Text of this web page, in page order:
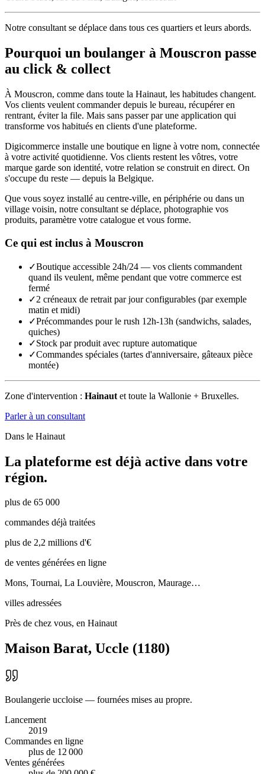
Notre consultant se déplace dans tous ces quartiers et leurs abords.
Pourquoi un boulanger à Mouscron passe
au click & collect
À Mouscron, comme dans toute la Hainaut, les habitudes changent.
Vos clients veulent commander depuis le bureau, récupérer en
rentrant, éviter la file. Mais sans passer par une application qui
transforme vos habitués en clients d'une plateforme.
Digicommerce installe une boutique en ligne à votre nom, connectée
à votre activité quotidienne. Vos clients restent les vôtres, votre
marque garde son identité, votre relation se construit en direct. On
s'occupe du reste — depuis la Belgique.
Que vous soyez installé au centre-ville, en périphérie ou dans un
village voisin, notre consultant se déplace, photographie vos
produits, paramètre votre catalogue et vous forme.
Ce qui est inclus à Mouscron
✓Boutique accessible 24h/24 — vos clients commandent
quand ils veulent, même pendant que votre commerce est
fermé
✓2 créneaux de retrait par jour configurables (par exemple
matin et midi)
✓Précommandes pour le rush 12h-13h (sandwichs, salades,
quiches)
✓Stock par produit avec rupture automatique
✓Commandes spéciales (tartes d'anniversaire, gâteaux pièce
montée)
Zone d'intervention : Hainaut et toute la Wallonie + Bruxelles.
Parler à un consultant
Dans le Hainaut
La plateforme est déjà active dans votre
région.
plus de 65 000
commandes déjà traitées
plus de 2,2 millions d'€
de ventes générées en ligne
Mons, Tournai, La Louvière, Mouscron, Maurage…
villes adressées
Près de chez vous, en Hainaut
Maison Barat, Uccle (1180)
Boulangerie uccloise — fournées mises au propre.
Lancement
2019
Commandes en ligne
plus de 12 000
Ventes générées